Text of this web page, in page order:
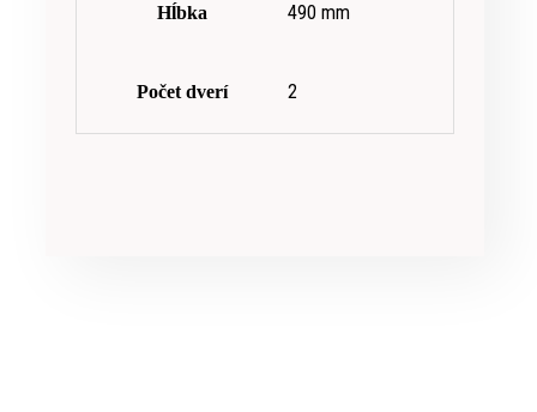
Hĺbka 490 mm
Počet dverí 2